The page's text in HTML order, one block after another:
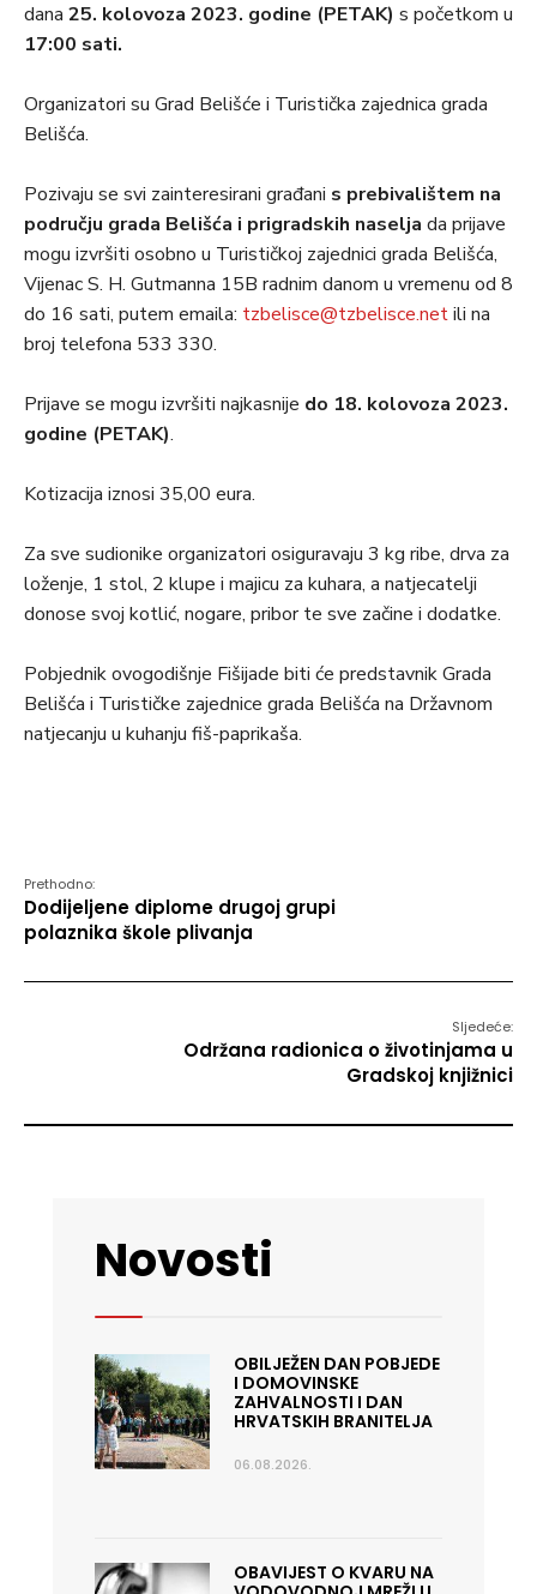
dana 25. kolovoza 2023. godine (PETAK) s početkom u
17:00 sati.
Organizatori su Grad Belišće i Turistička zajednica grada
Belišća.
Pozivaju se svi zainteresirani građani s prebivalištem na
području grada Belišća i prigradskih naselja da prijave
mogu izvršiti osobno u Turističkoj zajednici grada Belišća,
Vijenac S. H. Gutmanna 15B radnim danom u vremenu od 8
do 16 sati, putem emaila: tzbelisce@tzbelisce.netili na
broj telefona 533 330.
Prijave se mogu izvršiti najkasnije do 18. kolovoza 2023.
godine (PETAK).
Kotizacija iznosi 35,00 eura.
Za sve sudionike organizatori osiguravaju 3 kg ribe, drva za
loženje, 1 stol, 2 klupe i majicu za kuhara, a natjecatelji
donose svoj kotlić, nogare, pribor te sve začine i dodatke.
Pobjednik ovogodišnje Fišijade biti će predstavnik Grada
Belišća i Turističke zajednice grada Belišća na Državnom
natjecanju u kuhanju fiš-paprikaša.
Prethodno:
Dodijeljene diplome drugoj grupi
polaznika škole plivanja
Sljedeće:
Održana radionica o životinjama u
Gradskoj knjižnici
Novosti
OBILJEŽEN DAN POBJEDE
I DOMOVINSKE
ZAHVALNOSTI I DAN
HRVATSKIH BRANITELJA
06.08.2026.
OBAVIJEST O KVARU NA